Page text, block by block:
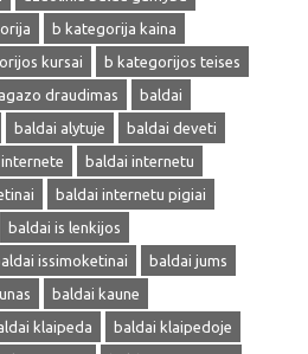
b kategorija kaina
kursai
b kategorijos teises
draudimas
baldai
baldai alytuje
baldai deveti
baldai internetu
baldai internetu pigiai
baldai is lenkijos
issimoketinai
baldai jums
baldai kaune
klaipeda
baldai klaipedoje